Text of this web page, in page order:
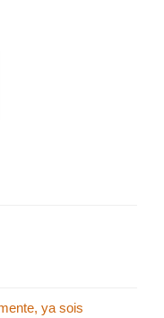
ya sois